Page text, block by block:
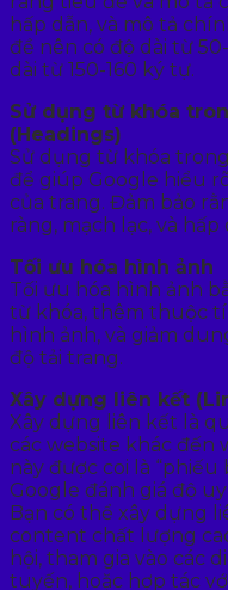
hấp dẫn, và mô tả
đề nên có độ dài từ
dài từ 150-160 ký tự.
Sử dụng từ khóa
(Headings)
Sử dụng từ khóa trong
để giúp Google hiểu
của trang. Đảm bảo
ràng, mạch lạc, và hấp
Tối ưu hóa hình ảnh
Tối ưu hóa hình ảnh
từ khóa, thêm thuộc
hình ảnh, và giảm
độ tải trang.
Xây dựng liên kết
Xây dựng liên kết là
các website khác đến
này được coi là
Google đánh giá độ
Bạn có thể xây dựng
content chất lượng
hội, tham gia vào các
tuyến, hoặc hợp tác